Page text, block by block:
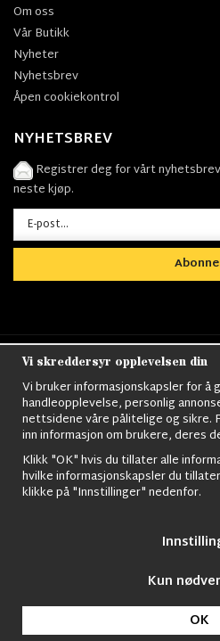
Om oss
Vår Butikk
Nyheter
Nyhetsbrev
Åpen cookiekontrol
NYHETSBREV
Registrer deg for vårt
neste kjøp.
Nordens största utbud av
kläder,Militärtöverskott,
utrustning,väktarkläder,
Jackor,Bomberjackor,Militärkängor,
kläder,Sjömanskläder,
Militärknivar
Vi skreddersyr opplevelsen din
Vi bruker informasjonskapsler for å
handleopplevelse, personlig
nettsidene våre pålitelige og sikre.
inn informasjon om brukere, deres
Klikk "OK" hvis du tillater alle
hvilke informasjonskapsler du
klikke på "Innstillinger" nedenfor.
Kun
OK